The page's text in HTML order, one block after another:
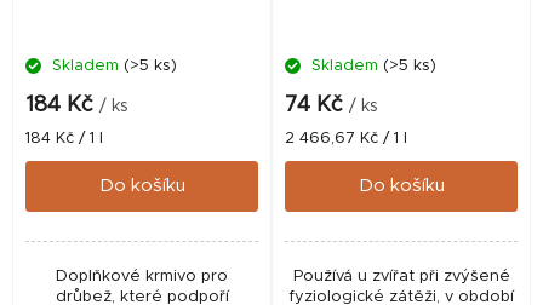
Skladem (>5 ks)
184 Kč / ks
Měrná
cena:
184 Kč / 1 l
Do košíku
Doplňkové krmivo pro
drůbež, které podpoří
Skladem (>5 ks)
74 Kč / ks
Měrná
cena:
2 466,67 Kč / 1 l
Do košíku
Používá u zvířat při zvýšené
fyziologické zátěži, v období